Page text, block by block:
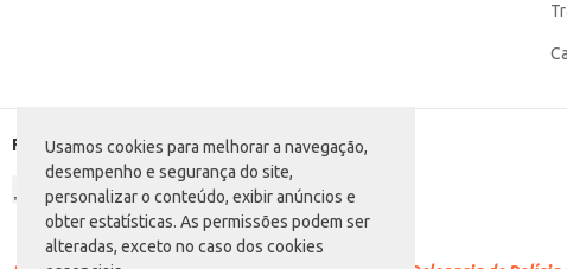
Usamos cookies para melhorar a navegação,
desempenho e segurança do site,
personalizar o conteúdo, exibir anúncios e
obter estatísticas. As permissões podem ser
alteradas, exceto no caso dos cookies
Formas de pagamento